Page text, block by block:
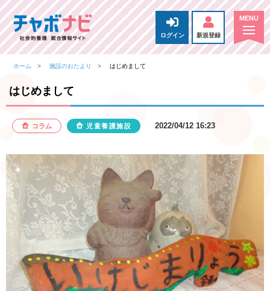
ログイン 新規登録
ホーム 施設のおたより はじめまして
はじめまして
コラム 児童養護施設 2022/04/12 16:23